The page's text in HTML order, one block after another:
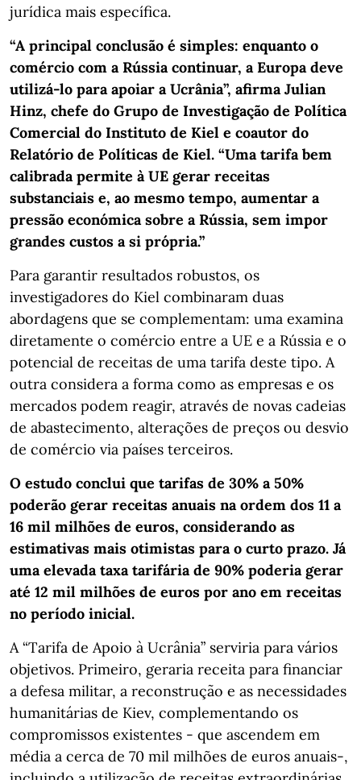
jurídica mais específica.
“A principal conclusão é simples: enquanto o
comércio com a Rússia continuar, a Europa deve
utilizá-lo para apoiar a Ucrânia”, afirma Julian
Hinz, chefe do Grupo de Investigação de Política
Comercial do Instituto de Kiel e coautor do
Relatório de Políticas de Kiel. “Uma tarifa bem
calibrada permite à UE gerar receitas
substanciais e, ao mesmo tempo, aumentar a
pressão económica sobre a Rússia, sem impor
grandes custos a si própria.”
Para garantir resultados robustos, os
investigadores do Kiel combinaram duas
abordagens que se complementam: uma examina
diretamente o comércio entre a UE e a Rússia e o
potencial de receitas de uma tarifa deste tipo. A
outra considera a forma como as empresas e os
mercados podem reagir, através de novas cadeias
de abastecimento, alterações de preços ou desvio
de comércio via países terceiros.
O estudo conclui que tarifas de 30% a 50%
poderão gerar receitas anuais na ordem dos 11 a
16 mil milhões de euros, considerando as
estimativas mais otimistas para o curto prazo. Já
uma elevada taxa tarifária de 90% poderia gerar
até 12 mil milhões de euros por ano em receitas
no período inicial.
A “Tarifa de Apoio à Ucrânia” serviria para vários
objetivos. Primeiro, geraria receita para financiar
a defesa militar, a reconstrução e as necessidades
humanitárias de Kiev, complementando os
compromissos existentes - que ascendem em
média a cerca de 70 mil milhões de euros anuais-,